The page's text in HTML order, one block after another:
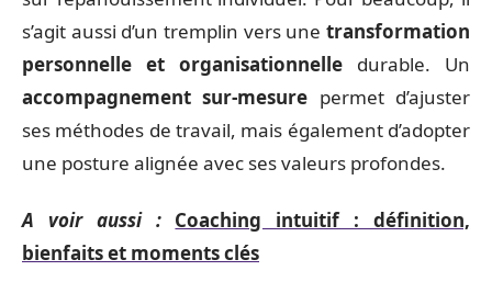
s’agit aussi d’un tremplin vers une transformation
personnelle et organisationnelle durable. Un
accompagnement sur-mesure permet d’ajuster
ses méthodes de travail, mais également d’adopter
une posture alignée avec ses valeurs profondes.
A voir aussi : Coaching intuitif : définition,
bienfaits et moments clés